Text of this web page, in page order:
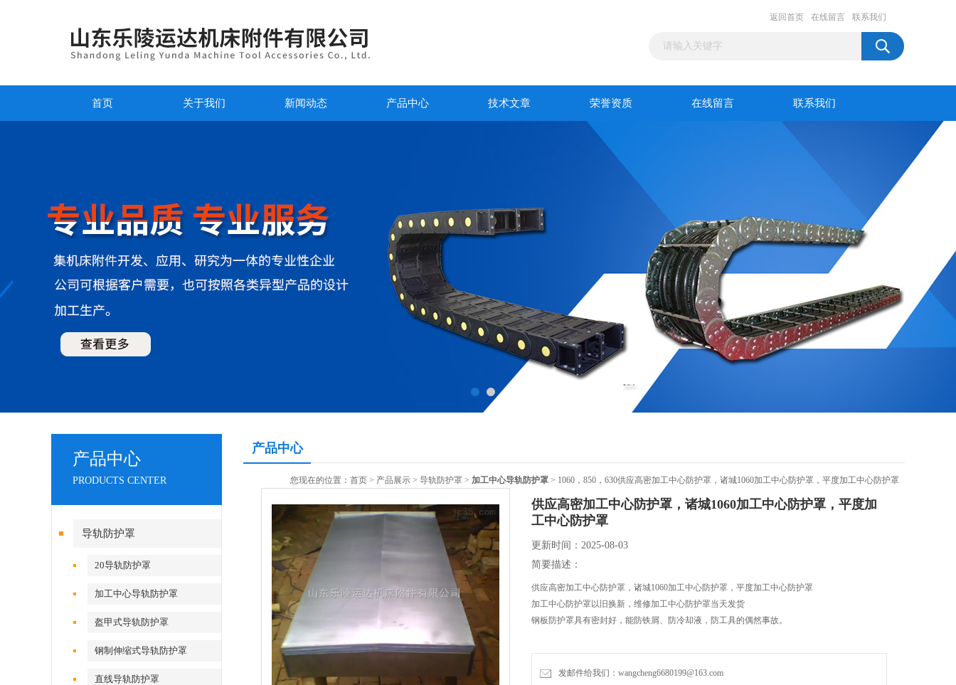
返回首页 在线留言 联系我们
首页 关于我们 新闻动态 产品中心 技术文章 荣誉资质 在线留言 联系我们
产品中心
PRODUCTS CENTER
导轨防护罩
20导轨防护罩
加工中心导轨防护罩
盔甲式导轨防护罩
钢制伸缩式导轨防护罩
直线导轨防护罩
产品中心
您现在的位置： 首页 > 产品展示 > 导轨防护罩 > 加工中心导轨防护罩 > 1060，850，630供应高密加工中心防护罩，诸城1060加工中心防护罩，平度加工中心防护罩
供应高密加工中心防护罩，诸城1060加工中心防护罩，平度加
工中心防护罩
更新时间：2025-08-03
简要描述：
供应高密加工中心防护罩，诸城1060加工中心防护罩，平度加工中心防护罩
加工中心防护罩以旧换新，维修加工中心防护罩当天发货
钢板防护罩具有密封好，能防铁屑、防冷却液，防工具的偶然事故。
发邮件给我们：wangcheng6680199@163.com